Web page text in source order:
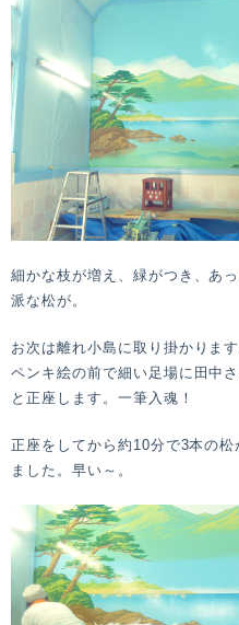
細かな枝が増え、緑がつき、あ
派な松が。
お次は離れ小島に取り掛かります
ペンキ絵の前で細い足場に田中
と正座します。 一筆入魂！
正座をしてから約10分で3本の松
ました。早い～。